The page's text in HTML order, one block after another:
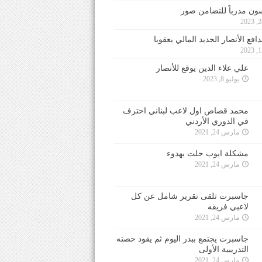
مدرباً للتضامن صور
الأنصار الجديد المالي يعقوبا
علي علاء الدين يوقع للأنصار
يوليو 8, 2023
محمد قصاص اول لاعب لبناني احترف
في الدوري الأردني
مارس 24, 2021
مشكلة ايوب حلت بهدوء
مارس 24, 2021
جاسبرت تلقى تقرير شامل عن كل
لاعبي فريقه
مارس 24, 2021
جاسبرت يجتمع ببدر اليوم ثم يقود حصته
التدريبية الأولى
مارس 24, 2021